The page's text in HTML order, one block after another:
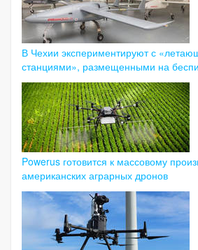
В Чехии экспериментируют с
станциями», размещенными на
Powerus готовится к массовому
американских аграрных дронов